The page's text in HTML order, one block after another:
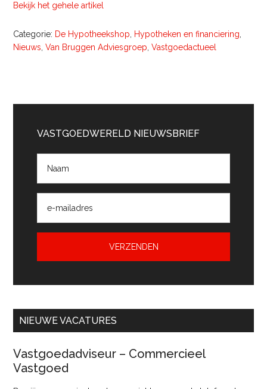
Bekijk het gehele artikel
Categorie: De Hypotheekshop Hypotheken en financiering
Nieuws ,Van Bruggen Adviesgroep ,Vastgoedactueel
Sidebar
VASTGOEDWERELD NIEUWSBRIEF
NIEUWE VACATURES
Vastgoedadviseur – Commercieel
Vastgoed